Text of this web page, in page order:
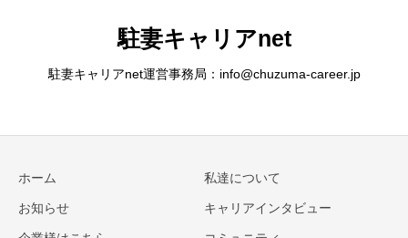
駐妻キャリアnet
駐妻キャリアnet運営事務局：info@chuzuma-career.jp
ホーム 私達について
お知らせ キャリアインタビュー